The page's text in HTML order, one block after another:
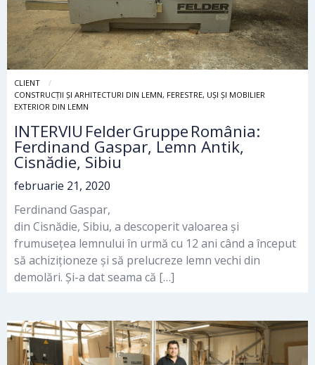
CLIENT
CONSTRUCȚII ȘI ARHITECTURI DIN LEMN, FERESTRE, UȘI ȘI MOBILIER
EXTERIOR DIN LEMN
INTERVIU Felder Gruppe România:
Ferdinand Gaspar, Lemn Antik,
Cisnădie, Sibiu
februarie 21, 2020
Ferdinand Gaspar,
din Cisnădie, Sibiu, a descoperit valoarea și
frumusețea lemnului în urmă cu 12 ani când a început
să achiziționeze și să prelucreze lemn vechi din
demolări. Și-a dat seama că […]